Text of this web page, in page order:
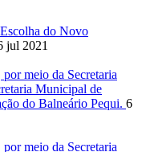
do Novo
jul 2021
meio da Secretaria
Municipal de
do Balneário Pequi. 6
meio da Secretaria